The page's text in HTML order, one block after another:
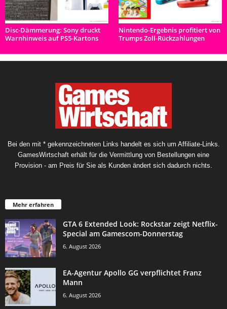
Disc-Dämmerung: Sony druckt
Warnhinweis auf PS5-Kartons
Nintendo-Ergebnis profitiert von
Trumps Zoll-Rückzahlungen
Bei den mit * gekennzeichneten Links handelt es sich um Affiliate-Links.
GamesWirtschaft erhält für die Vermittlung von Bestellungen eine
Provision - am Preis für Sie als Kunden ändert sich dadurch nichts.
Mehr erfahren
GTA 6 Extended Look: Rockstar zeigt Netflix-
Special am Gamescom-Donnerstag
6. August 2026
EA-Agentur Apollo GG verpflichtet Franz
Mann
6. August 2026